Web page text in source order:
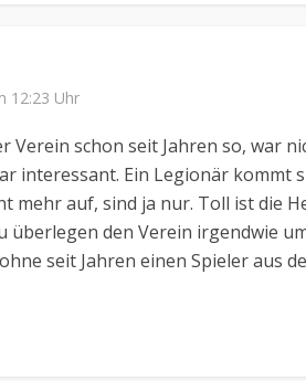
12:23 Uhr
Verein schon seit Jahren so, war
interessant. Ein Legionär kommt
mehr auf, sind ja nur. Toll ist die
überlegen den Verein irgendwie
seit Jahren einen Spieler aus